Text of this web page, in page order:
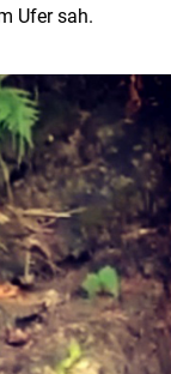
Ufer sah.